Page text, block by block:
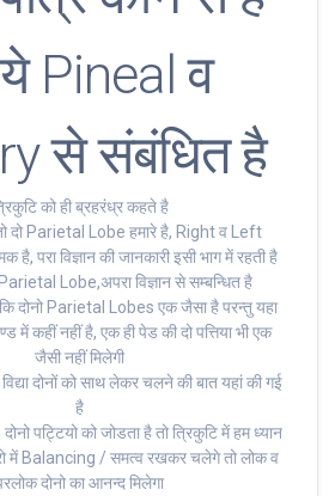
Pineal व
से संबंधित है
को ही ब्रहरंध्र कहते है
दो Parietal Lobe हमारे है, Right व Left
है, परा विज्ञान की जानकारी इसी भाग में रहती है
Lobe,अपरा विज्ञान से सम्बन्धित है
दोनो Parietal Lobes एक जैसा है परन्तु यहा
में कहीं नहीं है, एक ही पेड की दो पत्तिया भी एक
जैसी नहीं मिलेगी
विद्या दोनों को साथ लेकर चलने की बात यहां की गई
है
पट्टियो को जोडता है तो त्रिकुटि में हम ध्यान
में Balancing / समत्व रखकर चलेगे तो लोक व
दोनो का आनन्द मिलेगा